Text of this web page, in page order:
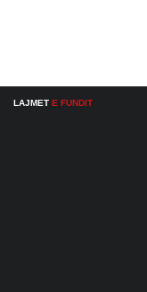
LAJMET E FUNDIT